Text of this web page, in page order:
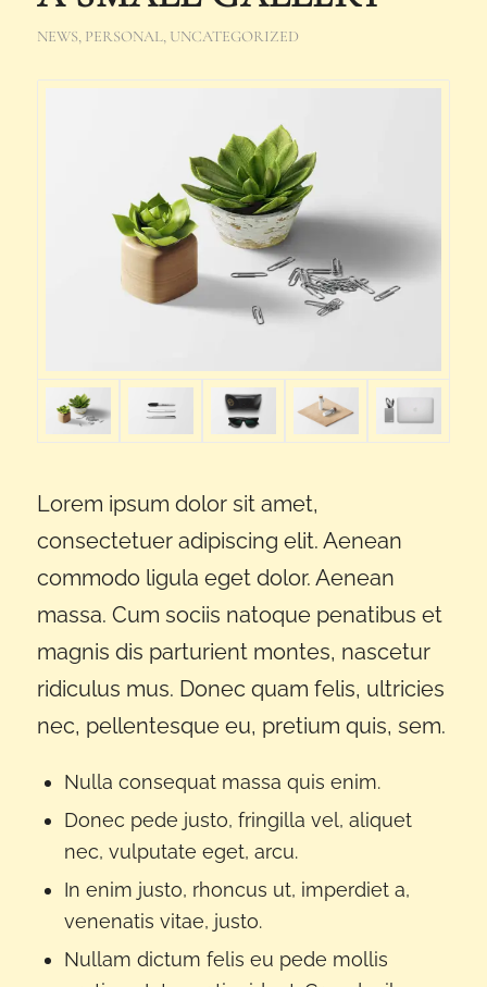
NEWS, PERSONAL, UNCATEGORIZED
Lorem ipsum dolor sit amet,
consectetuer adipiscing elit. Aenean
commodo ligula eget dolor. Aenean
massa. Cum sociis natoque penatibus et
magnis dis parturient montes, nascetur
ridiculus mus. Donec quam felis, ultricies
nec, pellentesque eu, pretium quis, sem.
Nulla consequat massa quis enim.
Donec pede justo, fringilla vel, aliquet
nec, vulputate eget, arcu.
In enim justo, rhoncus ut, imperdiet a,
venenatis vitae, justo.
Nullam dictum felis eu pede mollis